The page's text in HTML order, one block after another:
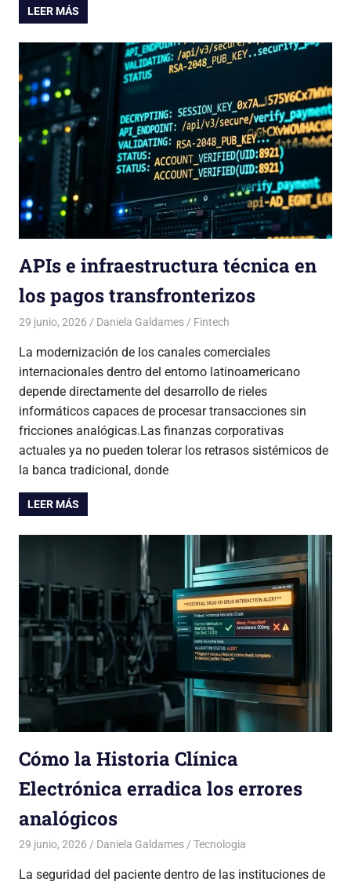
LEER MÁS
APIs e infraestructura técnica en
los pagos transfronterizos
29 junio, 2026 Daniela Galdames Fintech
La modernización de los canales comerciales
internacionales dentro del entorno latinoamericano
depende directamente del desarrollo de rieles
informáticos capaces de procesar transacciones sin
fricciones analógicas.Las finanzas corporativas
actuales ya no pueden tolerar los retrasos sistémicos de
la banca tradicional, donde
LEER MÁS
Cómo la Historia Clínica
Electrónica erradica los errores
analógicos
29 junio, 2026 Daniela Galdames Tecnologia
La seguridad del paciente dentro de las instituciones de